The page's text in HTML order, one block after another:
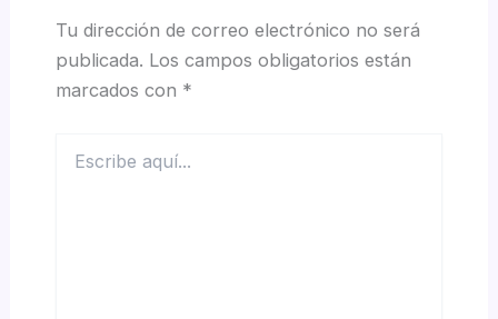
Tu dirección de correo electrónico no será
publicada. Los campos obligatorios están
marcados con *
aquí...